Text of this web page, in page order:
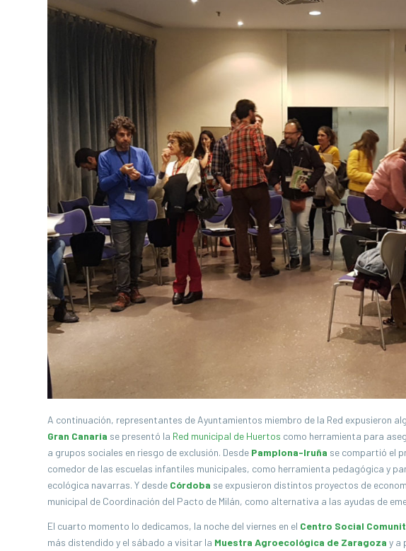
A continuación, representantes de Ayuntamientos miembro de la Red expusieron
Gran Canaria se presentó la Red municipal de Huertos como herramienta para
a grupos sociales en riesgo de exclusión. Desde Pamplona-Iruña se compartió el
comedor de las escuelas infantiles municipales, como herramienta pedagógica y
ecológica navarras. Y desde Córdoba se expusieron distintos proyectos de
municipal de Coordinación del Pacto de Milán, como alternativa a las ayudas de
El cuarto momento lo dedicamos, la noche del viernes en el Centro Social
más distendido y el sábado a visitar la Muestra Agroecológica de Zaragoza y a